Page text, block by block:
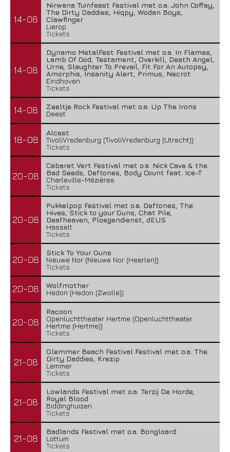
14-08
Nirwana Tuinfeest Festival met o.a. John Coffey,
The Dirty Daddies, Hiqpy, Wodan Boys,
Clawfinger
Lierop
Tickets
14-08
Dynamo MetalFest Festival met o.a. In Flames,
Lamb Of God, Testament, Overkill, Death Angel,
Urne, Slaughter To Prevail, Fit For An Autopsy,
Amorphis, Insanity Alert, Primus, Necrot
Eindhoven
Tickets
14-08
Zeeltje Rock Festival met o.a. Up The Irons
Deest
18-08
Alcest
TivoliVredenburg (TivoliVredenburg (Utrecht))
Tickets
20-08
Cabaret Vert Festival met o.a. Nick Cave & the
Bad Seeds, Deftones, Body Count feat. Ice-T
Charleville-Mézières
Tickets
20-08
Pukkelpop Festival met o.a. Deftones, The
Hives, Stick to your Guns, Chat Pile,
Deafheaven, Ploegendienst, dEUS
Hasselt
Tickets
20-08
Stick To Your Guns
Nieuwe Nor (Nieuwe Nor (Heerlen))
Tickets
20-08
Wolfmother
Hedon (Hedon (Zwolle))
20-08
Racoon
Openluchttheater Hertme (Openluchttheater
Hertme (Hertme))
Tickets
21-08
Glemmer Beach Festival Festival met o.a. The
Dirty Daddies, Krezip
Lemmer
Tickets
21-08
Lowlands Festival met o.a. Terzij De Horde,
Royal Blood
Biddinghuizen
Tickets
21-08
Badlands Festival met o.a. Bongloard
Lottum
Tickets